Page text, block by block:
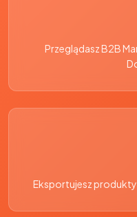
Przeglądasz B2B
Eksportujesz produkty